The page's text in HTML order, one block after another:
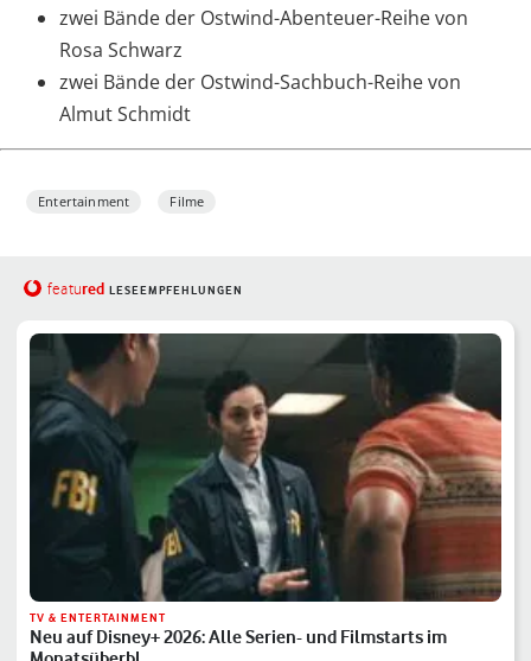
zwei Bände der Ostwind-Abenteuer-Reihe von
Rosa Schwarz
zwei Bände der Ostwind-Sachbuch-Reihe von
Almut Schmidt
Entertainment Filme
featured LESEEMPFEHLUNGEN
TV & ENTERTAINMENT
Neu auf Disney+ 2026: Alle Serien- und Filmstarts im